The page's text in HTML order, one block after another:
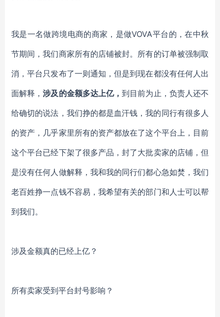
我是一名做跨境电商的商家，是做VOVA平台的，在中秋
节期间，我们商家所有的店铺被封。所有的订单被强制取
消，平台只发布了一则通知，但是到现在都没有任何人出
面解释，涉及的金额多达上亿，到目前为止，负责人 还不
给确切的说法 ，我们挣的都是血汗钱，我的同行有很多人
的资产，几乎家里所有的资产都放在了这个平台上，目前
这个平台已经下架了很多产品，封了大批卖家的店铺，但
是没有任何人做解释，我和我的同行们都心急如焚，我们
老百姓挣一点钱不容易，我希望有关的部门和人士可以帮
到我们。
涉及金额真的已经上亿？
所有卖家受到平台封号影响？